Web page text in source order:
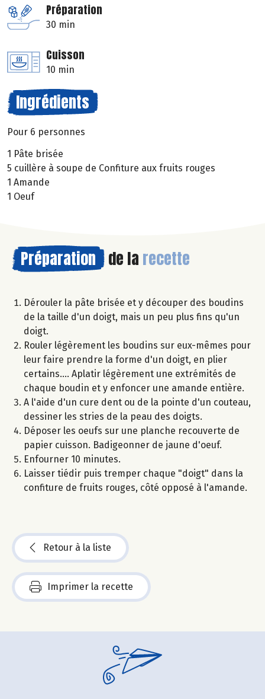
Préparation
30 min
Cuisson
10 min
Ingrédients
Pour 6 personnes
1 Pâte brisée
5 cuillère à soupe de Confiture aux fruits rouges
1 Amande
1 Oeuf
Préparation de la recette
Dérouler la pâte brisée et y découper des boudins
de la taille d'un doigt, mais un peu plus fins qu'un
doigt.
Rouler légèrement les boudins sur eux-mêmes pour
leur faire prendre la forme d'un doigt, en plier
certains.... Aplatir légèrement une extrémités de
chaque boudin et y enfoncer une amande entière.
A l'aide d'un cure dent ou de la pointe d'un couteau,
dessiner les stries de la peau des doigts.
Déposer les oeufs sur une planche recouverte de
papier cuisson. Badigeonner de jaune d'oeuf.
Enfourner 10 minutes.
Laisser tiédir puis tremper chaque "doigt" dans la
confiture de fruits rouges, côté opposé à l'amande.
Retour à la liste
Imprimer la recette